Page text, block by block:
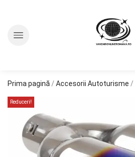
Prima pagină / Accesorii Autoturisme /
Reduceri!